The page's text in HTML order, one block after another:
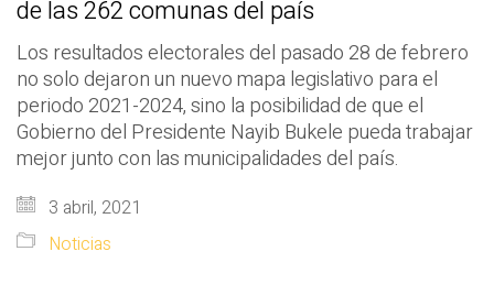
de las 262 comunas del país
Los resultados electorales del pasado 28 de febrero
no solo dejaron un nuevo mapa legislativo para el
periodo 2021-2024, sino la posibilidad de que el
Gobierno del Presidente Nayib Bukele pueda trabajar
mejor junto con las municipalidades del país.
3 abril, 2021
Noticias